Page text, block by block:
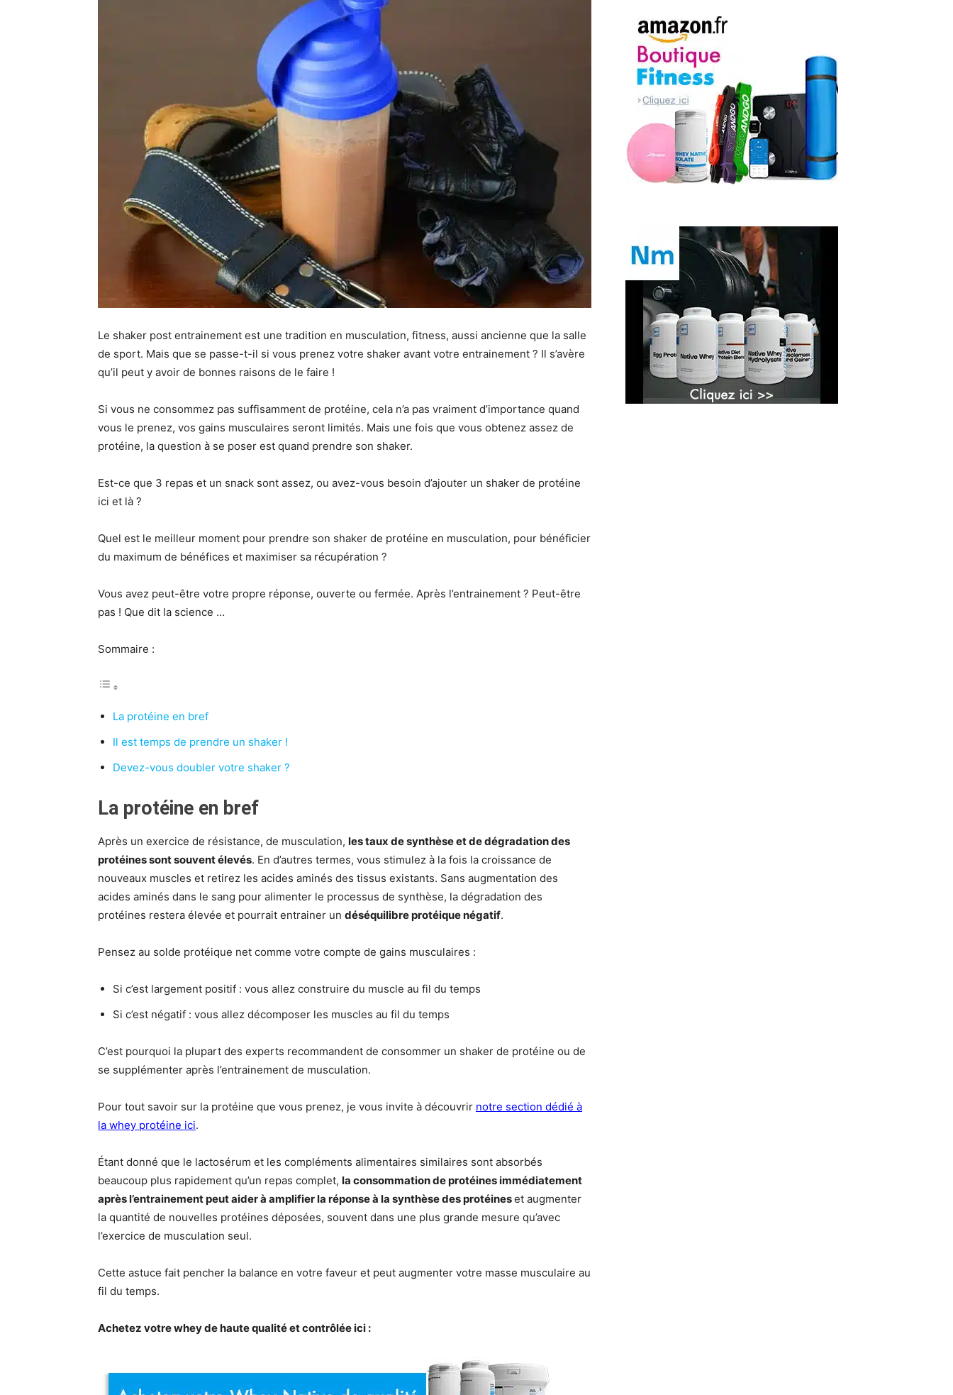
Le shaker post entrainement est une tradition en musculation, fitness, aussi ancienne que la salle
de sport. Mais que se passe-t-il si vous prenez votre shaker avant votre entrainement ? Il s’avère
qu’il peut y avoir de bonnes raisons de le faire !
Si vous ne consommez pas suffisamment de protéine, cela n’a pas vraiment d’importance quand
vous le prenez, vos gains musculaires seront limités. Mais une fois que vous obtenez assez de
protéine, la question à se poser est quand prendre son shaker.
Est-ce que 3 repas et un snack sont assez, ou avez-vous besoin d’ajouter un shaker de protéine
ici et là ?
Quel est le meilleur moment pour prendre son shaker de protéine en musculation, pour bénéficier
du maximum de bénéfices et maximiser sa récupération ?
Vous avez peut-être votre propre réponse, ouverte ou fermée. Après l’entrainement ? Peut-être
pas ! Que dit la science …
Sommaire :
La protéine en bref
Il est temps de prendre un shaker !
Devez-vous doubler votre shaker ?
La protéine en bref
Après un exercice de résistance, de musculation, les taux de synthèse et de dégradation des
protéines sont souvent élevés. En d’autres termes, vous stimulez à la fois la croissance de
nouveaux muscles et retirez les acides aminés des tissus existants. Sans augmentation des
acides aminés dans le sang pour alimenter le processus de synthèse, la dégradation des
protéines restera élevée et pourrait entrainer un déséquilibre protéique négatif.
Pensez au solde protéique net comme votre compte de gains musculaires :
Si c’est largement positif : vous allez construire du muscle au fil du temps
Si c’est négatif : vous allez décomposer les muscles au fil du temps
C’est pourquoi la plupart des experts recommandent de consommer un shaker de protéine ou de
se supplémenter après l’entrainement de musculation.
Pour tout savoir sur la protéine que vous prenez, je vous invite à découvrir notre section dédié à
la whey protéine ici.
Étant donné que le lactosérum et les compléments alimentaires similaires sont absorbés
beaucoup plus rapidement qu’un repas complet, la consommation de protéines immédiatement
après l’entrainement peut aider à amplifier la réponse à la synthèse des protéineset augmenter
la quantité de nouvelles protéines déposées, souvent dans une plus grande mesure qu’avec
l’exercice de musculation seul.
Cette astuce fait pencher la balance en votre faveur et peut augmenter votre masse musculaire au
fil du temps.
Achetez votre whey de haute qualité et contrôlée ici :